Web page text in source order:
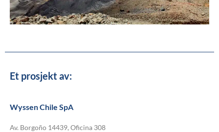
Et prosjekt av:
Wyssen Chile SpA
Av. Borgoño 14439, Oficina 308